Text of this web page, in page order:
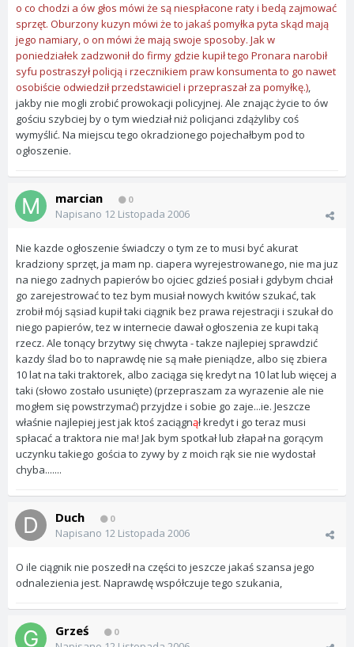
o co chodzi a ów głos mówi że są niespłacone raty i bedą zajmować
sprzęt. Oburzony kuzyn mówi że to jakaś pomyłka pyta skąd mają
jego namiary, o on mówi że mają swoje sposoby. Jak w
poniedziałek zadzwonił do firmy gdzie kupił tego Pronara narobił
syfu postraszył policją i rzecznikiem praw konsumenta to go nawet
osobiście odwiedził przedstawiciel i przepraszał za pomyłkę.),
jakby nie mogli zrobić prowokacji policyjnej. Ale znając życie to ów
gościu szybciej by o tym wiedział niż policjanci zdążyliby coś
wymyślić. Na miejscu tego okradzionego pojechałbym pod to
ogłoszenie.
marcian 0
Napisano 12 Listopada 2006
Nie kazde ogłoszenie świadczy o tym ze to musi być akurat
kradziony sprzęt, ja mam np. ciapera wyrejestrowanego, nie ma juz
na niego zadnych papierów bo ojciec gdzieś posiał i gdybym chciał
go zarejestrować to tez bym musiał nowych kwitów szukać, tak
zrobił mój sąsiad kupił taki ciągnik bez prawa rejestracji i szukał do
niego papierów, tez w internecie dawał ogłoszenia ze kupi taką
rzecz. Ale tonący brzytwy się chwyta - takze najlepiej sprawdzić
kazdy ślad bo to naprawdę nie są małe pieniądze, albo się zbiera
10 lat na taki traktorek, albo zaciąga się kredyt na 10 lat lub więcej a
taki (słowo zostało usunięte) (przepraszam za wyrazenie ale nie
mogłem się powstrzymać) przyjdze i sobie go zaje...ie. Jeszcze
właśnie najlepiej jest jak ktoś zaciągnął kredyt i go teraz musi
spłacać a traktora nie ma! Jak bym spotkał lub złapał na gorącym
uczynku takiego gościa to zywy by z moich rąk sie nie wydostał
chyba.......
Duch 0
Napisano 12 Listopada 2006
O ile ciągnik nie poszedł na części to jeszcze jakaś szansa jego
odnalezienia jest. Naprawdę współczuje tego szukania,
Grześ 0